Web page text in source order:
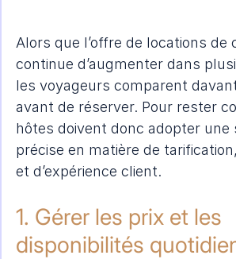
Alors que l’offre de locations de
continue d’augmenter dans
les voyageurs comparent
avant de réserver. Pour rester
hôtes doivent donc adopter une
précise en matière de
et d’expérience client.
1. Gérer les prix et les
disponibilités